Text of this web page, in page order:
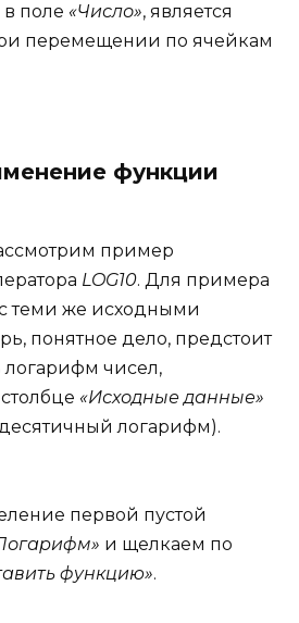
в поле «Число», является
перемещении по ячейкам
функции
пример
LOG10. Для примера
теми же исходными
понятное дело, предстоит
логарифм чисел,
«Исходные данные»
логарифм).
первой пустой
и щелкаем по
функцию».